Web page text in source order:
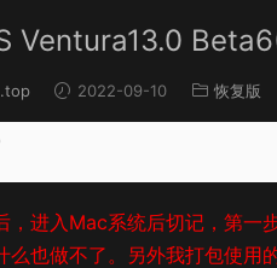
Ventura13.0
2022-09-10 恢复版
，进入Mac系统后切记，第一
么也做不了。另外我打包使用